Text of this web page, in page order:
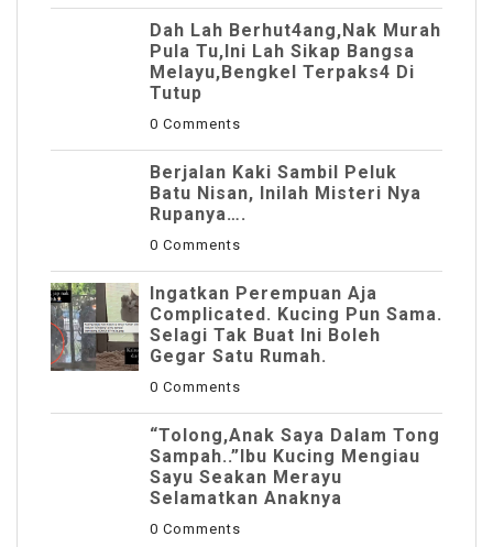
Dah Lah Berhut4ang,Nak Murah
Pula Tu,Ini Lah Sikap Bangsa
Melayu,Bengkel Terpaks4 Di
Tutup
0 Comments
Berjalan Kaki Sambil Peluk
Batu Nisan, Inilah Misteri Nya
Rupanya….
0 Comments
Ingatkan Perempuan Aja
Complicated. Kucing Pun Sama.
Selagi Tak Buat Ini Boleh
Gegar Satu Rumah.
0 Comments
“Tolong,Anak Saya Dalam Tong
Sampah..”Ibu Kucing Mengiau
Sayu Seakan Merayu
Selamatkan Anaknya
0 Comments